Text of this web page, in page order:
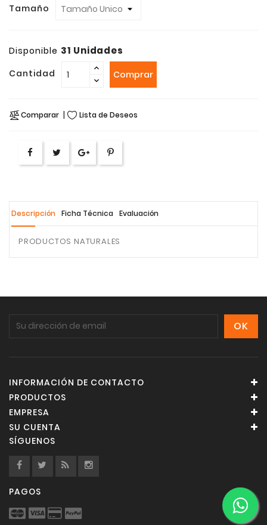
Tamaño
Disponible 31 Unidades
Cantidad Comprar
Comparar Lista de Deseos
Descripción Ficha Técnica Evaluación
PRODUCTOS NATURALES
INFORMACIÓN DE CONTACTO
PRODUCTOS
EMPRESA
SU CUENTA
SÍGUENOS
PAGOS